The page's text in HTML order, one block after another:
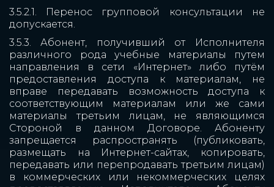
3.5.2.1. Перенос групповой консультации не
допускается.
3.5.3. Абонент, получивший от Исполнителя
различного рода учебные материалы путем
направления в сети «Интернет» либо путём
предоставления доступа к материалам, не
вправе передавать возможность доступа к
соответствующим материалам или же сами
материалы третьим лицам, не являющимся
Стороной в данном Договоре. Абоненту
запрещается распространять (публиковать,
размещать на Интернет-сайтах, копировать,
передавать или перепродавать третьим лицам)
в коммерческих или некоммерческих целях